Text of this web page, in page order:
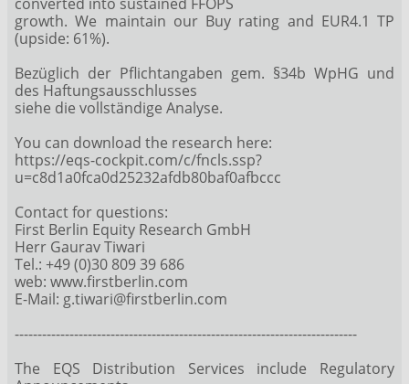
growth. We maintain our Buy rating and EUR4.1 TP
(upside: 61%).
Bezüglich der Pflichtangaben gem. §34b WpHG und
des Haftungsausschlusses
siehe die vollständige Analyse.
You can download the research here:
https://eqs-cockpit.com/c/fncls.ssp?
u=c8d1a0fca0d25232afdb80baf0afbccc
Contact for questions:
First Berlin Equity Research GmbH
Herr Gaurav Tiwari
Tel.: +49 (0)30 809 39 686
web: www.firstberlin.com
E-Mail: g.tiwari@firstberlin.com
---------------------------------------------------------------------------
The EQS Distribution Services include Regulatory